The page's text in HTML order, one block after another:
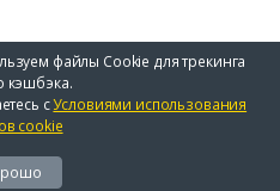
файлы Cookie для трекинга
кэшбэка.
сУсловиями использования
cookie